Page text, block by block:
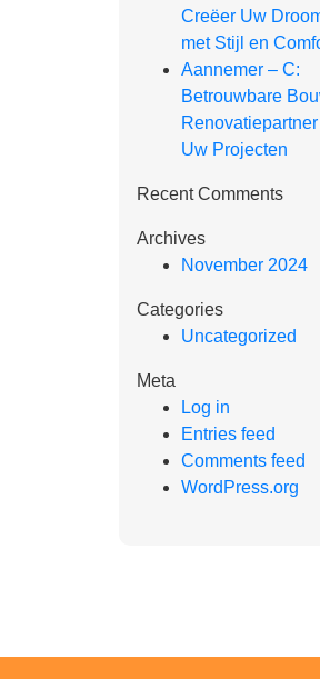
Creëer Uw
met Stijl en
Aannemer – C:
Betrouwbare
Renovatiepartner
Uw Projecten
Recent Comments
Archives
November 2024
Categories
Uncategorized
Meta
Log in
Entries feed
Comments feed
WordPress.org